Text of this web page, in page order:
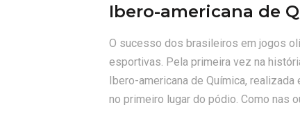
Ibero-americana de
O sucesso dos brasileiros em jogos
esportivas. Pela primeira vez na
Ibero-americana de Química,
no primeiro lugar do pódio. Como nas